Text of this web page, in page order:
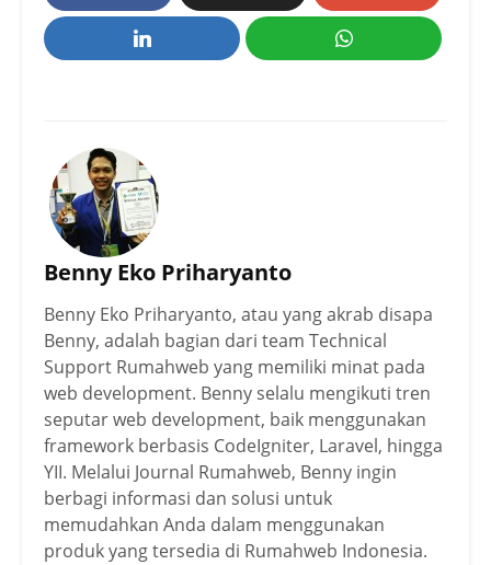
Benny Eko Priharyanto
Benny Eko Priharyanto, atau yang akrab disapa
Benny, adalah bagian dari team Technical
Support Rumahweb yang memiliki minat pada
web development. Benny selalu mengikuti tren
seputar web development, baik menggunakan
framework berbasis CodeIgniter, Laravel, hingga
YII. Melalui Journal Rumahweb, Benny ingin
berbagi informasi dan solusi untuk
memudahkan Anda dalam menggunakan
produk yang tersedia di Rumahweb Indonesia.